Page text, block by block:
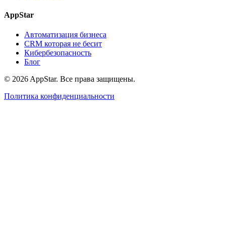
AppStar
Автоматизация бизнеса
CRM которая не бесит
Кибербезопасность
Блог
© 2026 AppStar. Все права защищены.
Политика конфиденциальности